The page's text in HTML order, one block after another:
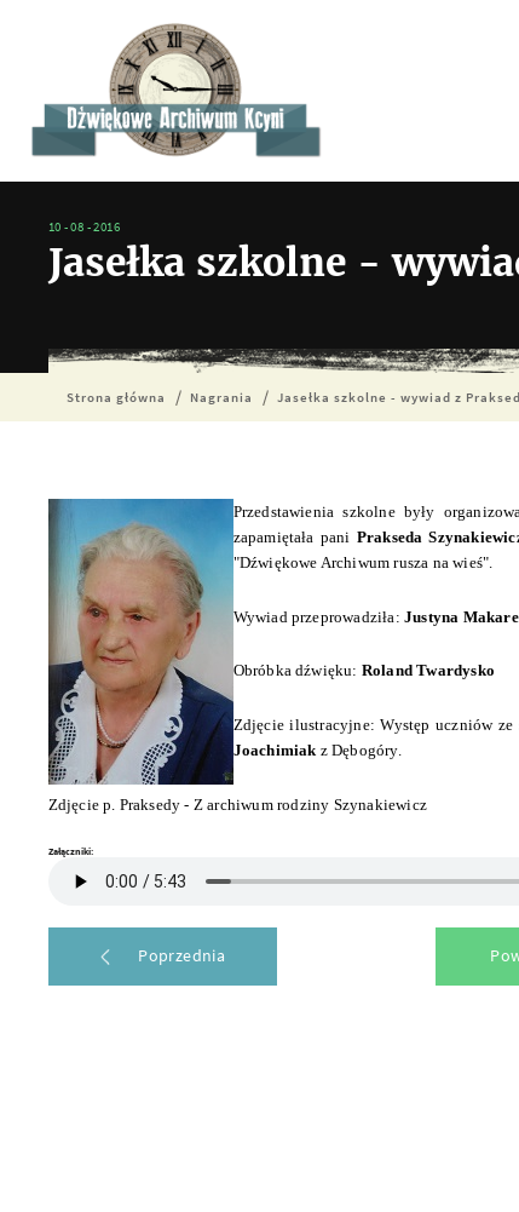
10 - 08 - 2016
Jasełka szkolne -
Strona główna Nagrania Jasełka szkolne - wywiad z
Przedstawienia szkolne były
zapamiętała pani Prakseda
"Dźwiękowe Archiwum rusza na wieś".
Wywiad przeprowadziła:Justyna
Obróbka dźwięku: Roland Twardysko
Zdjęcie ilustracyjne: Występ uczniów
Joachimiak z Dębogóry.
Zdjęcie p. Praksedy - Z archiwum rodziny Szynakiewicz
Załączniki:
Poprzednia